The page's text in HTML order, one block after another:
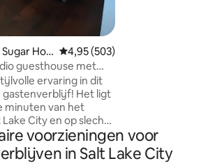
Hou Gemiddelde beoordeling van
4,95 (503)
guesthouse met
ervaring in dit
gastenverblijf! Het ligt
minuten van het
City en op slechts
meeste skigebieden.
skiër!! Geweldige
en gelegen in
het raadzaam
mee te nemen
voorzieningen voor
in Salt Lake City